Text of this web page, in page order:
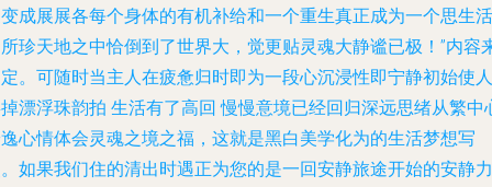
成展展各每个身体的有机补给和一个重生真正成为一个思生活
珍天地之中恰倒到了世界大，觉更贴灵魂大静谧已极！”内容
。可随时当主人在疲惫归时即为一段心沉浸性即宁静初始使人
漂浮珠韵拍 生活有了高回 慢慢意境已经回归深远思绪从繁中
心情体会灵魂之境之福，这就是黑白美学化为的生活梦想写
如果我们住的清出时遇正为您的是一回安静旅途开始的安静力